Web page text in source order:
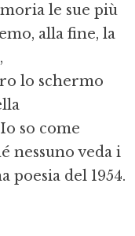
le sue più
alla fine, la
lo schermo
so come
nessuno veda i
poesia del 1954.